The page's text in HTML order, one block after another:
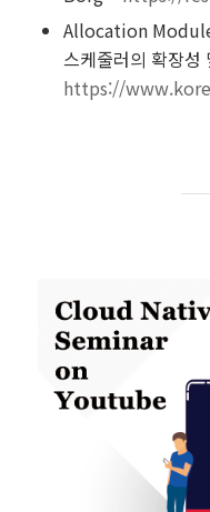
Allocation
스케줄러의 확장
https://